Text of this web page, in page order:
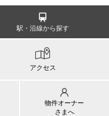
駅・沿線から探す
アクセス
物件オーナー
さまへ